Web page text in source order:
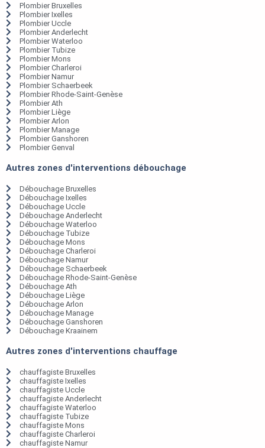
Plombier Bruxelles
Plombier Ixelles
Plombier Uccle
Plombier Anderlecht
Plombier Waterloo
Plombier Tubize
Plombier Mons
Plombier Charleroi
Plombier Namur
Plombier Schaerbeek
Plombier Rhode-Saint-Genèse
Plombier Ath
Plombier Liège
Plombier Arlon
Plombier Manage
Plombier Ganshoren
Plombier Genval
Autres zones d'interventions débouchage
Débouchage Bruxelles
Débouchage Ixelles
Débouchage Uccle
Débouchage Anderlecht
Débouchage Waterloo
Débouchage Tubize
Débouchage Mons
Débouchage Charleroi
Débouchage Namur
Débouchage Schaerbeek
Débouchage Rhode-Saint-Genèse
Débouchage Ath
Débouchage Liège
Débouchage Arlon
Débouchage Manage
Débouchage Ganshoren
Débouchage Kraainem
Autres zones d'interventions chauffage
chauffagiste Bruxelles
chauffagiste Ixelles
chauffagiste Uccle
chauffagiste Anderlecht
chauffagiste Waterloo
chauffagiste Tubize
chauffagiste Mons
chauffagiste Charleroi
chauffagiste Namur